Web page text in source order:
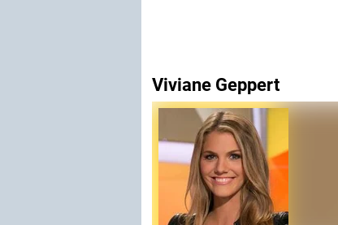
Viviane Geppert